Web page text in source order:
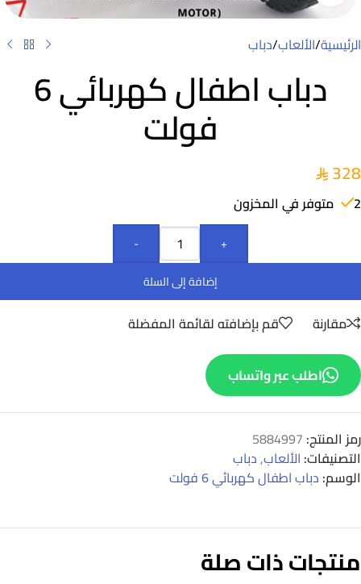
الرئيسية/الألعاب/دباب
دباب اطفال كهربائي 6
فولت
328
2 متوفر في المخزون
-
+
إضافة إلى السلة
مقارنة قم بإضافته لقائمة المفضلة
اطلب عبر واتساب
رمز المنتج: 5884997
التصنيفات: الألعاب,دباب
الوسم: دباب اطفال كهربائي 6 فولت
منتجات ذات صلة